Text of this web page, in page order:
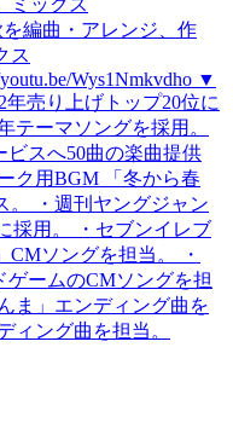
編曲・アレンジ、作
ス
Wys1Nmkvdho ▼
年売り上げトップ20位に
テーマソングを採用。
ビスへ50曲の楽曲提供
ク用BGM 「冬から春
。 ・週刊ヤングジャン
採用。 ・セブンイレブ
ソングを担当。 ・
ームのCMソングを担
ま」エンディング曲を
ィング曲を担当。